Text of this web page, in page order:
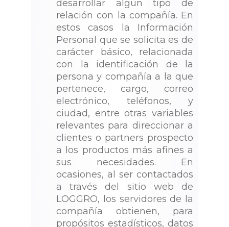
desarrollar algún tipo de
relación con la compañía. En
estos casos la Información
Personal que se solicita es de
carácter básico, relacionada
con la identificación de la
persona y compañía a la que
pertenece, cargo, correo
electrónico, teléfonos, y
ciudad, entre otras variables
relevantes para direccionar a
clientes o partners prospecto
a los productos más afines a
sus necesidades. En
ocasiones, al ser contactados
a través del sitio web de
LOGGRO, los servidores de la
compañía obtienen, para
propósitos estadísticos, datos